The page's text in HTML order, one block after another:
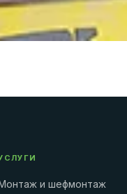
и шефмонтаж